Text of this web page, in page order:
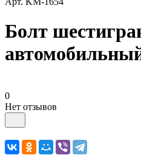
Болт
0
Нет отзывов